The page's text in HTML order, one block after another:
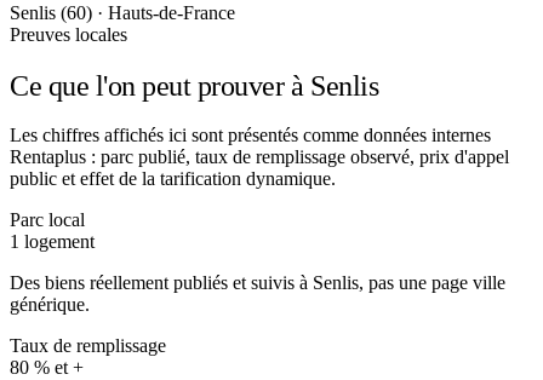
Senlis (60) · Hauts-de-France
Preuves locales
Ce que l'on peut prouver à Senlis
Les chiffres affichés ici sont présentés comme données internes
Rentaplus : parc publié, taux de remplissage observé, prix d'appel
public et effet de la tarification dynamique.
Parc local
1 logement
Des biens réellement publiés et suivis à Senlis, pas une page ville
générique.
Taux de remplissage
80 % et +